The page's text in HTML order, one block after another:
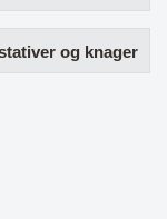
og knager